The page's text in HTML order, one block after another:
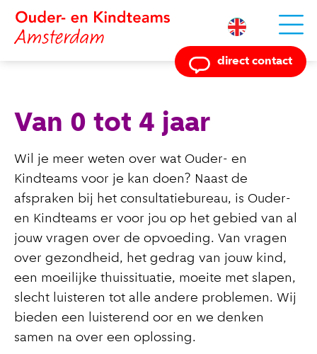
Powered by
direct contact
Van 0 tot 4 jaar
Wil je meer weten over wat Ouder- en
Kindteams voor je kan doen? Naast de
afspraken bij het consultatiebureau, is Ouder-
en Kindteams er voor jou op het gebied van al
jouw vragen over de opvoeding. Van vragen
over gezondheid, het gedrag van jouw kind,
een moeilijke thuissituatie, moeite met slapen,
slecht luisteren tot alle andere problemen. Wij
bieden een luisterend oor en we denken
samen na over een oplossing.